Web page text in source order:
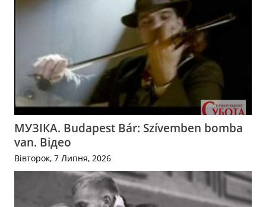
МУЗІКА. Budapest Bár: Szívemben bomba
van. Відео
Вівторок, 7 Липня, 2026